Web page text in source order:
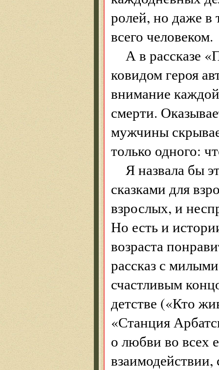
ролей, но даже в
всего человеком.
А в рассказе
ковидом героя
внимание
смерти.
мужчины
только одного:
Я назвала бы
сказками для
взрослых, и
Но есть и
возраста
рассказ с
счастливым
детстве («Кто
«Станция
о любви во всех